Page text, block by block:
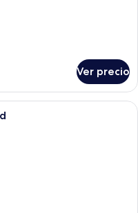
Ver precio
habitación de hotel con dos